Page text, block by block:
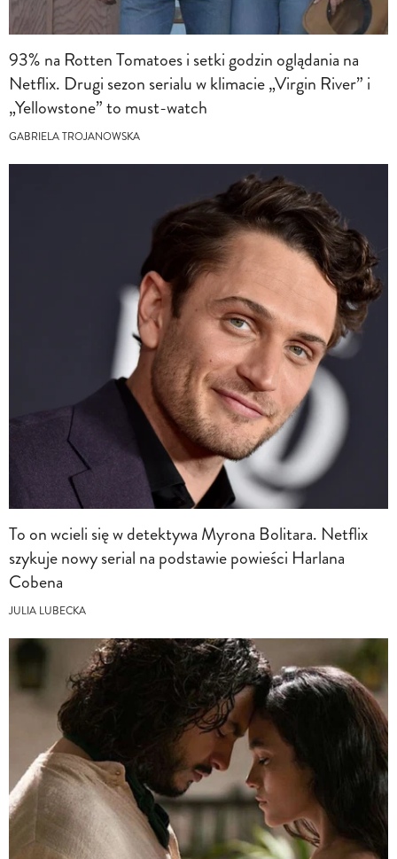
93% na Rotten Tomatoes i setki godzin oglądania na
Netflix. Drugi sezon serialu w klimacie „Virgin River” i
„Yellowstone” to must-watch
GABRIELA TROJANOWSKA
To on wcieli się w detektywa Myrona Bolitara. Netflix
szykuje nowy serial na podstawie powieści Harlana
Cobena
JULIA LUBECKA